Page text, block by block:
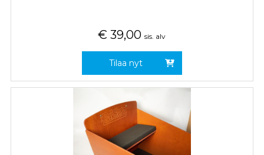
€ 39,00 sis. alv
Tilaa nyt